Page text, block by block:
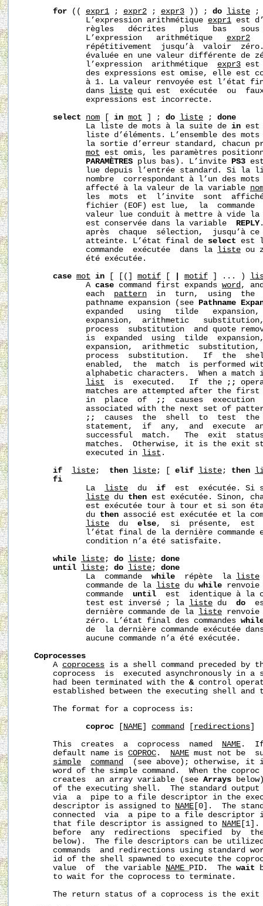
for (( expr1 ; expr2 ; expr3 )) ; do liste
              L’expression arithmétique
expr1 est
règles   décrites   plus   bas
              L’expression   arithmétique
expr2
répétitivement  jusqu’à  valoir
évaluée en une valeur différente de
              l’expression  arithmétique
expr3 est
des expressions est omise, elle est
à 1. La valeur renvoyée est l’état
              dans
liste qui est  exécutée  ou
              expressions est incorrecte.
select
nom in mot ] ; do liste ; done
              La liste de mots à la suite de
in est
liste d’éléments. L’ensemble des
la sortie d’erreur standard, chacun
mot est omis, les paramètres
PARAMÈTRES plus bas). L’invite PS3
lue depuis l’entrée standard. Si la
nombre  correspondant à l’un des
              affecté à la valeur de la variable
les  mots  et  l’invite  sont
fichier (EOF) est lue,  la  commande
valeur lue conduit à mettre à vide
              est conservée dans la variable
REPLY
après  chaque  sélection,  jusqu’à
              atteinte. L’état final de
select est
              commande  exécutée  dans la
liste ou
              été exécutée.
case mot in [ [(] motif motif ] ... )
              A
case command first expands word ,
              each
pattern
in  turn,  using  the
              pathname expansion (see
Pathname
expanded   using   tilde
expansion,  arithmetic
process  substitution  and quote
is  expanded  using  tilde
expansion,  arithmetic
process  substitution.   If  the
enabled,  the  match  is performed
alphabetic characters.  When a match
list
  is  executed.   If  the
;;
matches are attempted after the
              in  place  of
;;
causes  execution
associated with the next set of
;;
causes  the  shell  to  test
statement,  if  any,  and  execute
successful  match.   The  exit
matches.  Otherwise, it is the exit
              executed in
list .
if
liste ; then liste ; [ elif liste ; then
fi
              La
liste
  du
if
est  exécutée. Si
liste du then est exécutée. Sinon,
est exécutée tour à tour et si son
              du
then associé est exécutée et la
liste
  du
else,  si  présente,  est
l’état final de la dernière commande
              condition n’a été satisfaite.
while
liste ; do liste ; done
until
liste ; do liste ; done
              La  commande
while
  répète  la
liste
              commande de la
liste du while
              commande
until
est  identique à la
              test est inversé ; la
liste du do
              dernière commande de la
liste
              zéro. L’état final des commandes
de  la dernière commande exécutée
              aucune commande n’a été exécutée.
Coprocesses
       A
coprocess is a shell command preceded by
coprocess  is  executed asynchronously in a
       had been terminated with the
& control
established between the executing shell and
       The format for a coprocess is:
coproc
NAME command redirections
       This  creates  a  coprocess  named
NAME .
       default name is
COPROC . NAME must not be
simple
command
(see above); otherwise, it
word of the simple command.  When the
       creates  an array variable (see
Arrays
of the executing shell.  The standard
via  a  pipe to a file descriptor in the
       descriptor is assigned to
NAME [0].  The
connected  via  a pipe to a file descriptor
       that file descriptor is assigned to
NAME [1].
before  any  redirections  specified  by
below).  The file descriptors can be
commands  and redirections using standard
id of the shell spawned to execute the
       value  of  the variable
NAME _PID.  The wait
       to wait for the coprocess to terminate.
The return status of a coprocess is the